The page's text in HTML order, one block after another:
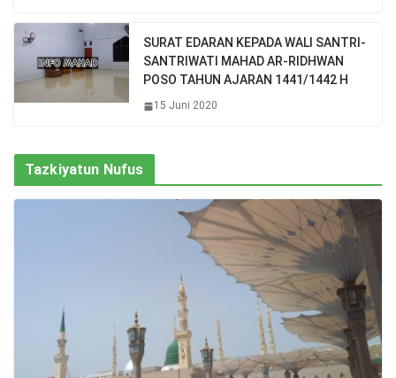
SURAT EDARAN KEPADA WALI SANTRI-
SANTRIWATI MAHAD AR-RIDHWAN
POSO TAHUN AJARAN 1441/1442 H
15 Juni 2020
Tazkiyatun Nufus